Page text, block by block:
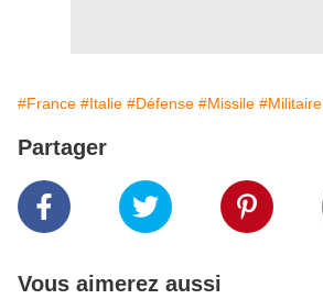
#France #Italie #Défense #Missile #Militaire
Partager
Vous aimerez aussi